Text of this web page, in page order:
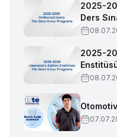
2025-
Ders
2025-